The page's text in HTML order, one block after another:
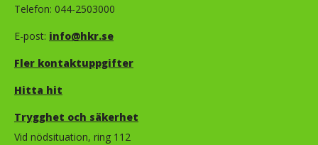
Telefon: 044-2503000
E-post: info@hkr.se
Fler kontaktuppgifter
Hitta hit
Trygghet och säkerhet​​​​​​​​​​​
Vid nödsituation, ring 112